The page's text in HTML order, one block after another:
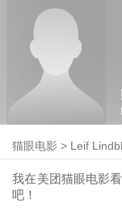
猫眼电影 > Leif
我在美团猫眼电影
吧！